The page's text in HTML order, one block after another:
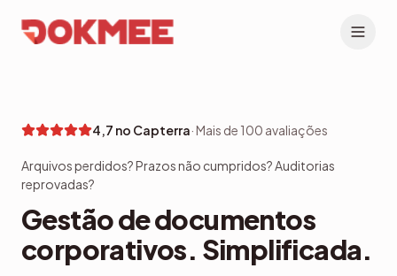
4,7 no Capterra·Mais de 100 avaliações
Arquivos perdidos? Prazos não cumpridos? Auditorias
reprovadas?
Gestão de documentos
corporativos. Simplificada.